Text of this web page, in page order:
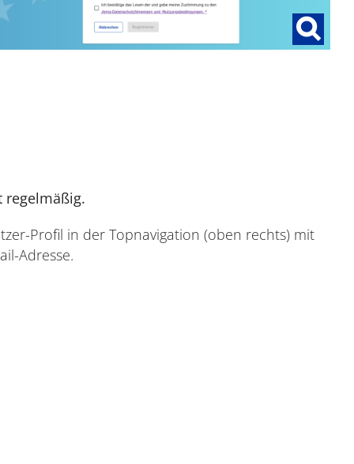
regelmäßig.
Profil in der Topnavigation (oben rechts) mit
Adresse.